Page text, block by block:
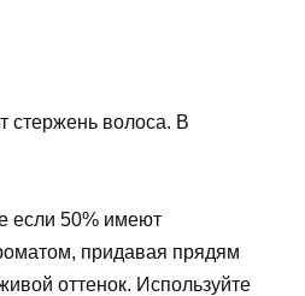
стержень волоса. В
если 50% имеют
придавая прядям
оттенок. Используйте